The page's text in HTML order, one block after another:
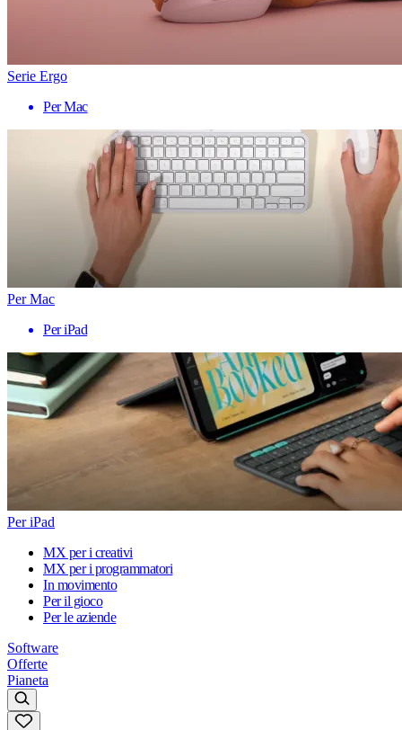
Serie Ergo
Per Mac
Per Mac
Per iPad
Per iPad
MX per i creativi
MX per i programmatori
In movimento
Per il gioco
Per le aziende
Software
Offerte
Pianeta